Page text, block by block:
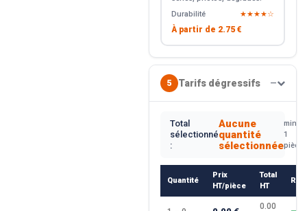
Durabilité
★★★★☆
À partir de 2.75 €
5 Tarifs dégressifs —
Total
sélectionné
:
Aucune
quantité
sélectionnée
min.
1
pièce
Quantité
Prix
HT/pièce
Total
HT
0.00